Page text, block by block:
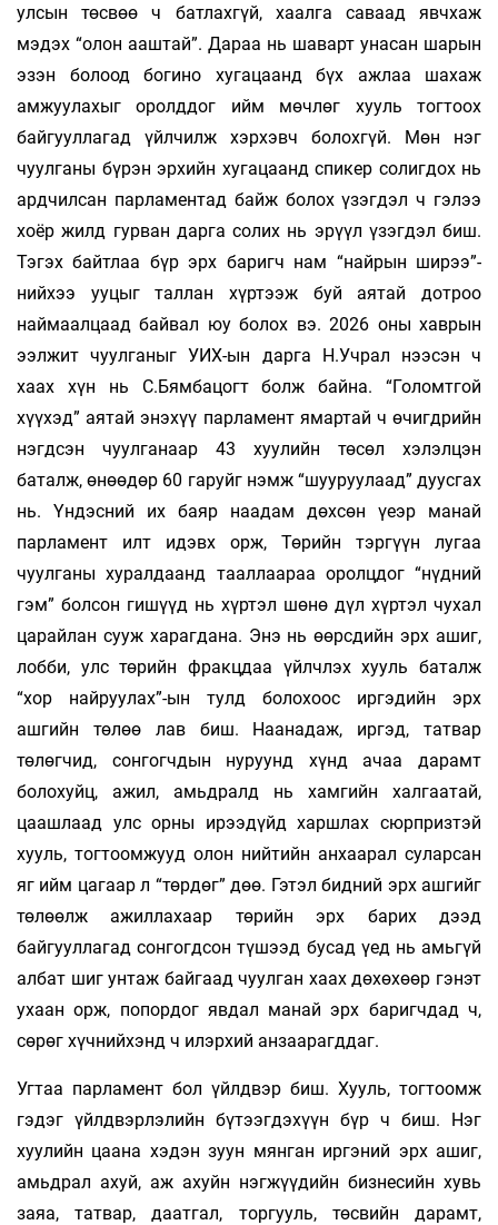
улсын төсвөө ч батлахгүй, хаалга саваад явчхаж
мэдэх “олон ааштай”. Дараа нь шаварт унасан шарын
эзэн болоод богино хугацаанд бүх ажлаа шахаж
амжуулахыг оролддог ийм мөчлөг хууль тогтоох
байгууллагад үйлчилж хэрхэвч болохгүй. Мөн нэг
чуулганы бүрэн эрхийн хугацаанд спикер солигдох нь
ардчилсан парламентад байж болох үзэгдэл ч гэлээ
хоёр жилд гурван дарга солих нь эрүүл үзэгдэл биш.
Тэгэх байтлаа бүр эрх баригч нам “найрын ширээ”-
нийхээ ууцыг таллан хүртээж буй аятай дотроо
наймаалцаад байвал юу болох вэ. 2026 оны хаврын
ээлжит чуулганыг УИХ-ын дарга Н.Учрал нээсэн ч
хаах хүн нь С.Бямбацогт болж байна. “Голомтгой
хүүхэд” аятай энэхүү парламент ямартай ч өчигдрийн
нэгдсэн чуулганаар 43 хуулийн төсөл хэлэлцэн
баталж, өнөөдөр 60 гаруйг нэмж “шууруулаад” дуусгах
нь. Үндэсний их баяр наадам дөхсөн үеэр манай
парламент илт идэвх орж, Төрийн тэргүүн лугаа
чуулганы хуралдаанд тааллаараа оролцдог “нүдний
гэм” болсон гишүүд нь хүртэл шөнө дүл хүртэл чухал
царайлан сууж харагдана. Энэ нь өөрсдийн эрх ашиг,
лобби, улс төрийн фракцдаа үйлчлэх хууль баталж
“хор найруулах”-ын тулд болохоос иргэдийн эрх
ашгийн төлөө лав биш. Наанадаж, иргэд, татвар
төлөгчид, сонгогчдын нуруунд хүнд ачаа дарамт
болохуйц, ажил, амьдралд нь хамгийн халгаатай,
цаашлаад улс орны ирээдүйд харшлах сюрпризтэй
хууль, тогтоомжууд олон нийтийн анхаарал суларсан
яг ийм цагаар л “төрдөг” дөө. Гэтэл бидний эрх ашгийг
төлөөлж ажиллахаар төрийн эрх барих дээд
байгууллагад сонгогдсон түшээд бусад үед нь амьгүй
албат шиг унтаж байгаад чуулган хаах дөхөхөөр гэнэт
ухаан орж, попордог явдал манай эрх баригчдад ч,
сөрөг хүчнийхэнд ч илэрхий анзаарагддаг.
Угтаа парламент бол үйлдвэр биш. Хууль, тогтоомж
гэдэг үйлдвэрлэлийн бүтээгдэхүүн бүр ч биш. Нэг
хуулийн цаана хэдэн зуун мянган иргэний эрх ашиг,
амьдрал ахуй, аж ахуйн нэгжүүдийн бизнесийн хувь
заяа, татвар, даатгал, торгууль, төсвийн дарамт,